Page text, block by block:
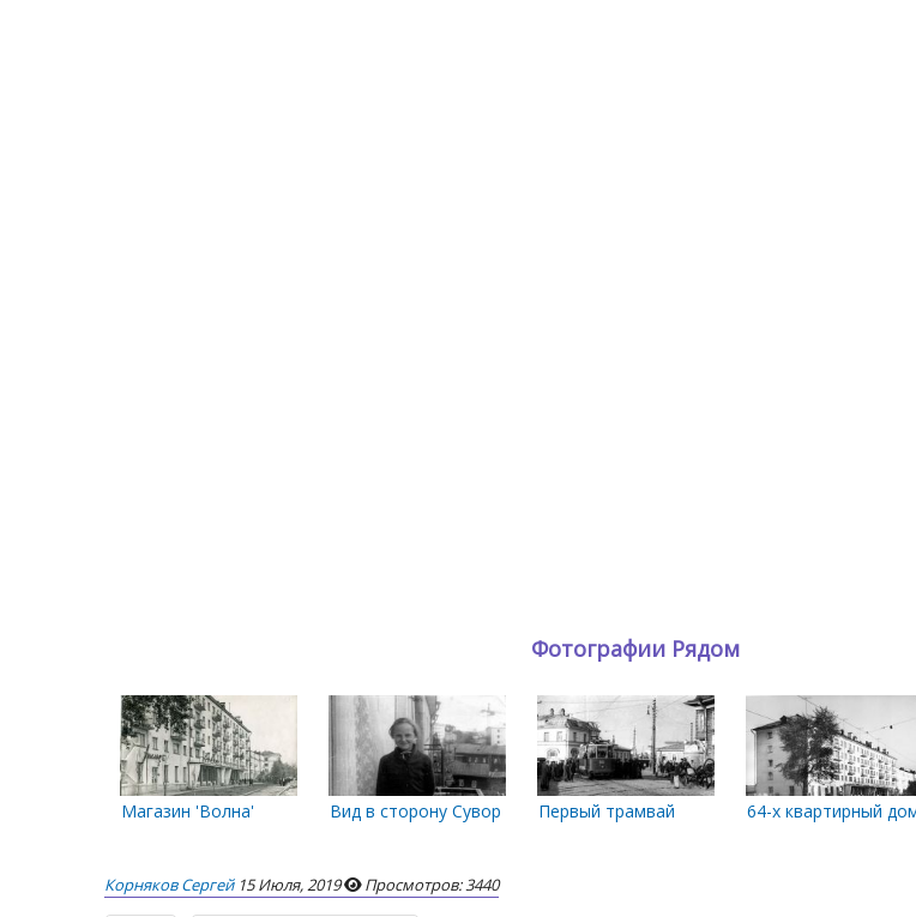
Фотографии Рядом
Магазин 'Волна' Вид в сторону Суворова с балкона 5 этажа магазина 'Волна'. 1965 год
Первый трамвай 64-х квартирный
Корняков Сергей 15 Июля, 2019 Просмотров: 3440